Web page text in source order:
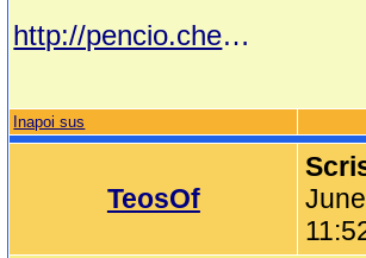
http://pencio.chezblog.com/Pattern%2Bpeyote/
Inapoi sus
TeosOf